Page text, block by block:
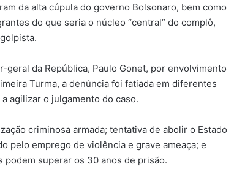
da alta cúpula do governo Bolsonaro, bem como
do que seria o núcleo “central” do complô,
da República, Paulo Gonet, por envolvimento
Turma, a denúncia foi fatiada em diferentes
agilizar o julgamento do caso.
criminosa armada; tentativa de abolir o Estado
pelo emprego de violência e grave ameaça; e
podem superar os 30 anos de prisão.